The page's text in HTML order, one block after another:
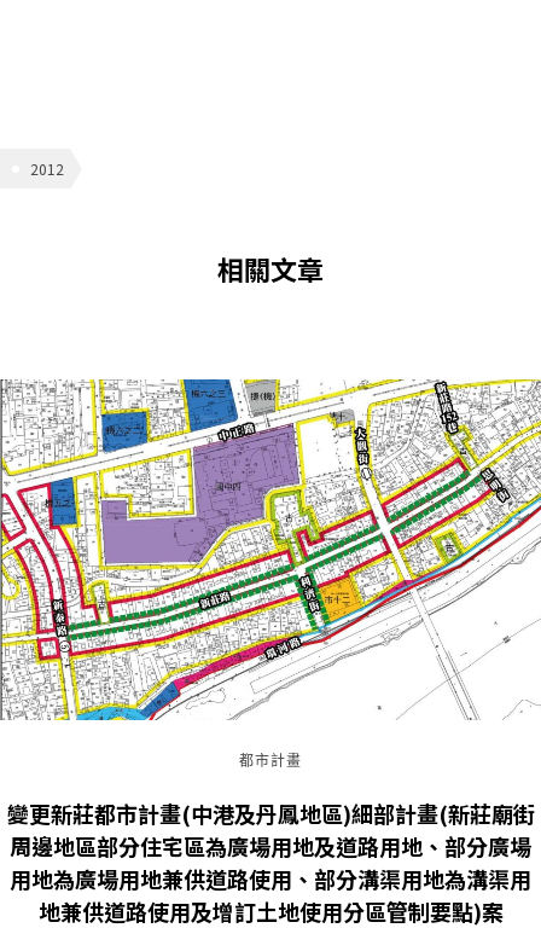
2012
相關文章
都市計畫
變更新莊都市計畫(中港及丹鳳地區)細部計畫(新莊廟街
周邊地區部分住宅區為廣場用地及道路用地、部分廣場
用地為廣場用地兼供道路使用、部分溝渠用地為溝渠用
地兼供道路使用及增訂土地使用分區管制要點)案